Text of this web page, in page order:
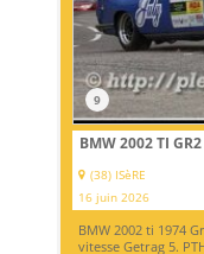
9
BMW 2002 TI
(38) ISèRE
16 juin 2026
BMW 2002 ti 1974
vitesse Getrag 5.